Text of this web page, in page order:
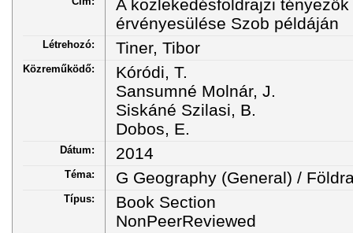
A közlekedésföldrajzi
érvényesülése Szob példáján
Létrehozó: Tiner, Tibor
Közreműködő:
Kóródi, T.
Sansumné Molnár, J.
Siskáné Szilasi, B.
Dobos, E.
Dátum: 2014
Téma: G Geography (General) /
Típus:
Book Section
NonPeerReviewed